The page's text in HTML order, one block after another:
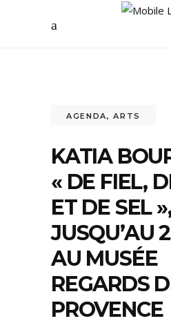
AGENDA,ARTS
KATIA
« DE FIEL,
ET DE SEL
JUSQU’AU
AU MUSÉE
REGARDS
PROVENCE